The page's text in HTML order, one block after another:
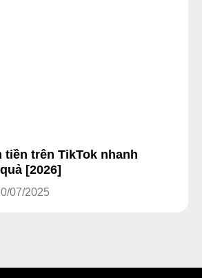
tiền trên TikTok nhanh
[2026]
07/2025